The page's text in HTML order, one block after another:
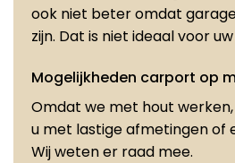
ook niet beter omdat
zijn. Dat is niet ideaal voor
Mogelijkheden carport op
Omdat we met hout werken,
u met lastige afmetingen of
Wij weten er raad mee.